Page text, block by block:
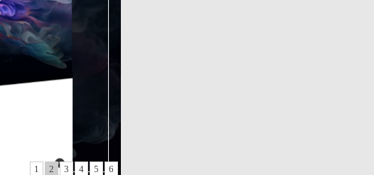
1 2 3 4 5 6